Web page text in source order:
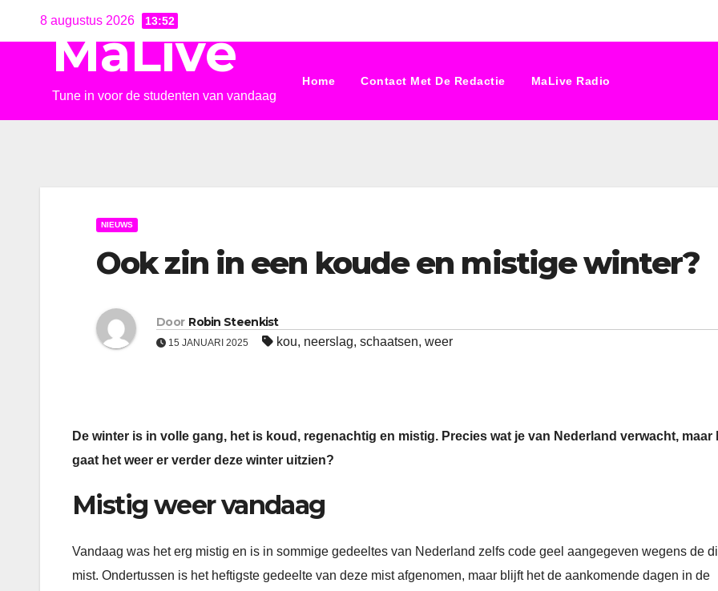
8 augustus 2026 13:52
MaLive
Tune in voor de studenten van vandaag
Home Contact Met De Redactie MaLive Radio
NIEUWS
Ook zin in een koude en mistige winter?
Door Robin Steenkist
15 JANUARI 2025 kou, neerslag, schaatsen, weer
De winter is in volle gang, het is koud, regenachtig en mistig. Precies wat je van Nederland verwacht, maar
gaat het weer er verder deze winter uitzien?
Mistig weer vandaag
Vandaag was het erg mistig en is in sommige gedeeltes van Nederland zelfs code geel aangegeven wegens de
mist. Ondertussen is het heftigste gedeelte van deze mist afgenomen, maar blijft het de aankomende dagen in de